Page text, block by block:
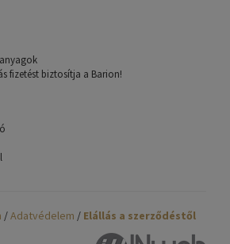
fizetést biztosítja a Barion!
/Adatvédelem / Elállás a szerződéstől